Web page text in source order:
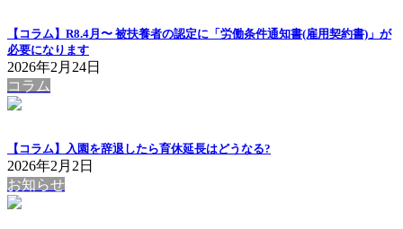
【コラム】R8.4月〜 被扶養者の認定に「労働条件通知書(雇用契約書)」が
必要になります
2026年2月24日
コラム
【コラム】入園を辞退したら育休延長はどうなる?
2026年2月2日
お知らせ